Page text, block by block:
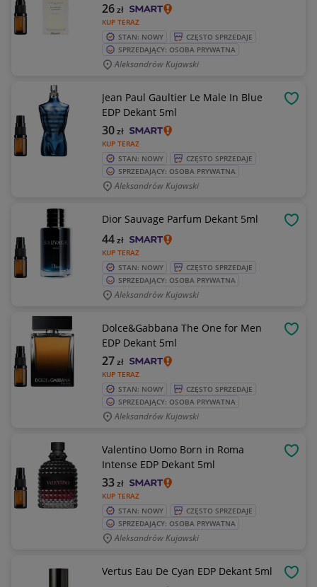
KUP TERAZ
26zł
STAN: NOWY
CZĘSTO SPRZEDAJE
SPRZEDAJĄCY: OSOBA PRYWATNA
Aleksandrów Kujawski
Jean Paul Gaultier Le Male In Blue
EDP Dekant 5ml
KUP TERAZ
30zł
STAN: NOWY
CZĘSTO SPRZEDAJE
SPRZEDAJĄCY: OSOBA PRYWATNA
Aleksandrów Kujawski
Dior Sauvage Parfum Dekant 5ml
KUP TERAZ
44zł
STAN: NOWY
CZĘSTO SPRZEDAJE
SPRZEDAJĄCY: OSOBA PRYWATNA
Aleksandrów Kujawski
Dolce&Gabbana The One for Men
EDP Dekant 5ml
KUP TERAZ
27zł
STAN: NOWY
CZĘSTO SPRZEDAJE
SPRZEDAJĄCY: OSOBA PRYWATNA
Aleksandrów Kujawski
Valentino Uomo Born in Roma
Intense EDP Dekant 5ml
KUP TERAZ
33zł
STAN: NOWY
CZĘSTO SPRZEDAJE
SPRZEDAJĄCY: OSOBA PRYWATNA
Aleksandrów Kujawski
Vertus Eau De Cyan EDP Dekant 5ml